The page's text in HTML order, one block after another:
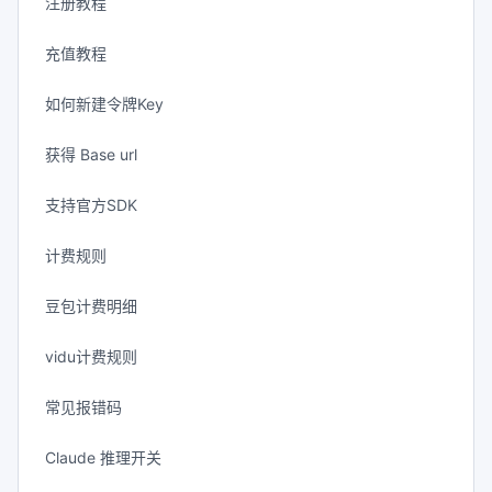
充值教程
如何新建令牌Key
获得 Base url
支持官方SDK
计费规则
豆包计费明细
vidu计费规则
常见报错码
Claude 推理开关